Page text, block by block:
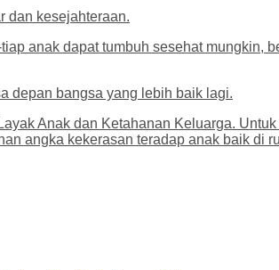
dan kesejahteraan.
anak dapat tumbuh sesehat mungkin,
depan bangsa yang lebih baik lagi.
Anak dan Ketahanan Keluarga.
angka kekerasan teradap anak baik di